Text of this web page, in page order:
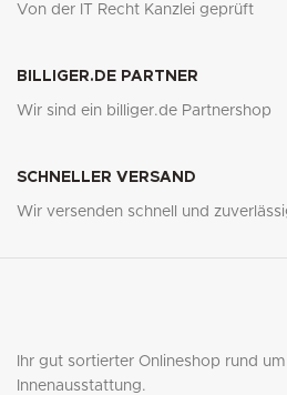
Von der IT Recht Kanzlei geprüft
BILLIGER.DE PARTNER
Wir sind ein billiger.de Partnershop
SCHNELLER VERSAND
Wir versenden schnell und
Ihr gut sortierter Onlineshop rund
Innenausstattung.